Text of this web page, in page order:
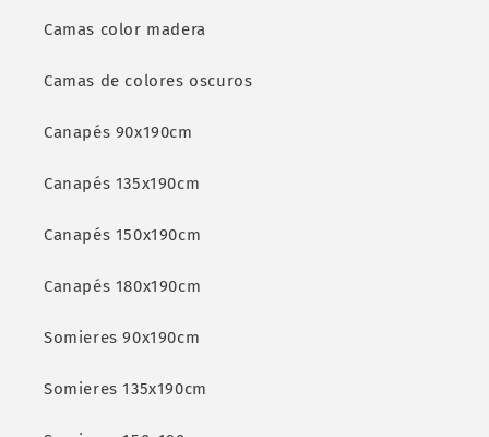
Camas color madera
Camas de colores oscuros
Canapés 90x190cm
Canapés 135x190cm
Canapés 150x190cm
Canapés 180x190cm
Somieres 90x190cm
Somieres 135x190cm